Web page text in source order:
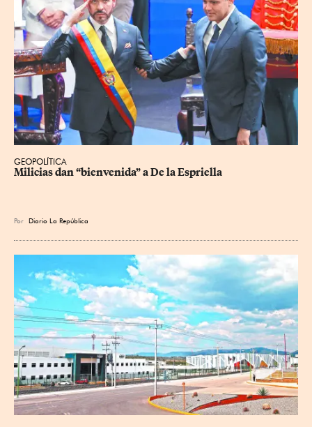
GEOPOLÍTICA
Milicias dan “bienvenida” a De la Espriella
Por Diario La República